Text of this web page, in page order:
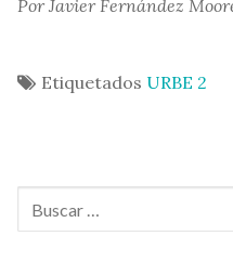
Por Javier Fernández
Etiquetados URBE 2